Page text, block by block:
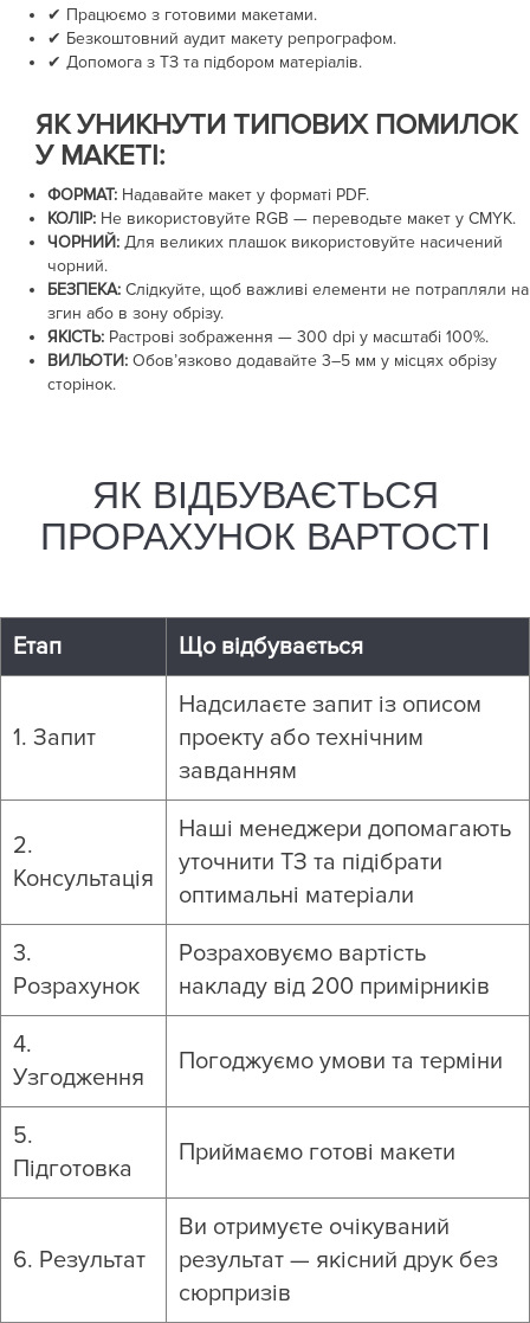
✔ Працюємо з готовими макетами.
✔ Безкоштовний аудит макету репрографом.
✔ Допомога з ТЗ та підбором матеріалів.
ЯК УНИКНУТИ ТИПОВИХ ПОМИЛОК
У МАКЕТІ:
ФОРМАТ: Надавайте макет у форматі PDF.
КОЛІР: Не використовуйте RGB — переводьте макет у CMYK.
ЧОРНИЙ: Для великих плашок використовуйте насичений
чорний.
БЕЗПЕКА: Слідкуйте, щоб важливі елементи не потрапляли на
згин або в зону обрізу.
ЯКІСТЬ: Растрові зображення — 300 dpi у масштабі 100%.
ВИЛЬОТИ: Обов’язково додавайте 3–5 мм у місцях обрізу
сторінок.
ЯК ВІДБУВАЄТЬСЯ
ПРОРАХУНОК ВАРТОСТІ
Етап Що відбувається
1. Запит
Надсилаєте запит із описом
проекту або технічним
завданням
2.
Консультація
Наші менеджери допомагають
уточнити ТЗ та підібрати
оптимальні матеріали
3.
Розрахунок
Розраховуємо вартість
накладу від 200 примірників
4.
Узгодження
Погоджуємо умови та терміни
5.
Підготовка
Приймаємо готові макети
6. Результат
Ви отримуєте очікуваний
результат — якісний друк без
сюрпризів